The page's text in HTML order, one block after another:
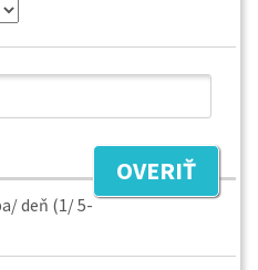
OVERIŤ
deň (1/ 5-